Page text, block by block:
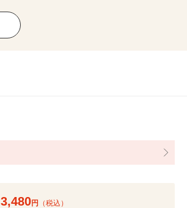
3,480円 （税込）